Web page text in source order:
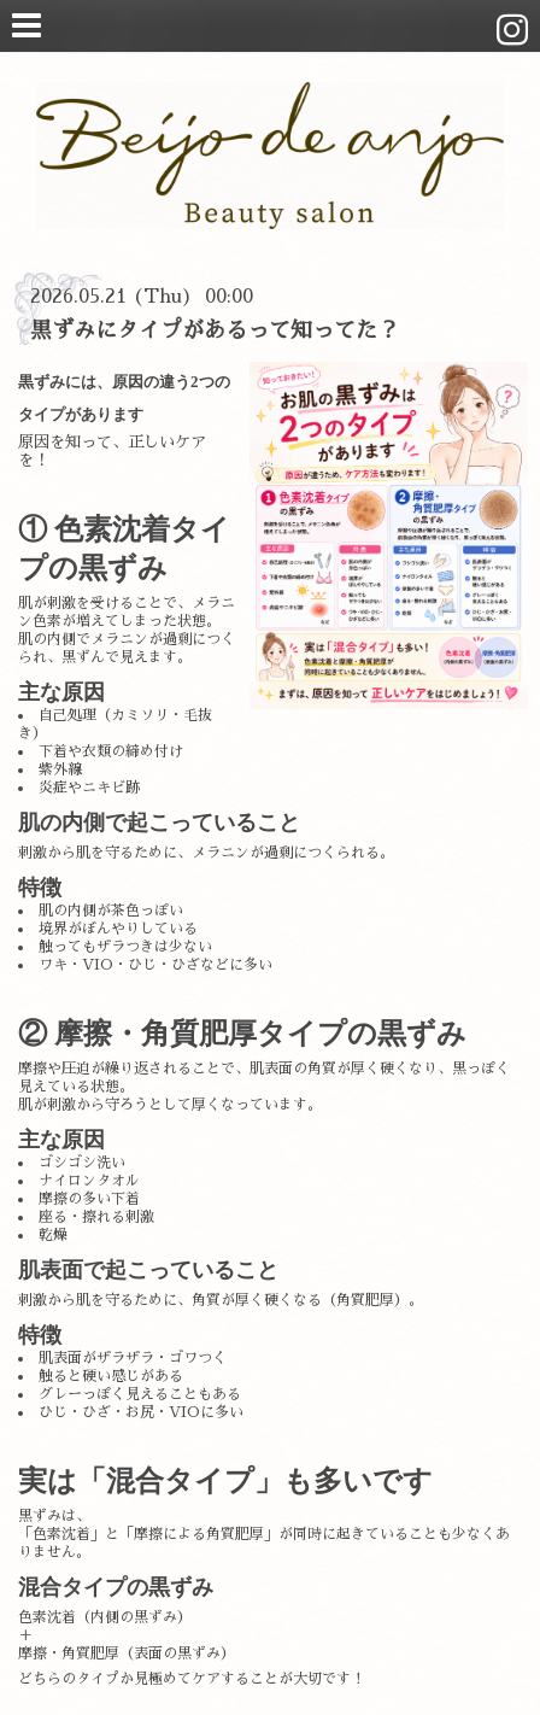
2026.05.21 (Thu) 00:00
黒ずみにタイプがあるって知ってた？
黒ずみには、原因の違う2つの
タイプがあります
原因を知って、正しいケア
を！
① 色素沈着タイ
プの黒ずみ
肌が刺激を受けることで、メラニ
ン色素が増えてしまった状態。
肌の内側でメラニンが過剰につく
られ、黒ずんで見えます。
主な原因
自己処理（カミソリ・毛抜
き）
下着や衣類の締め付け
紫外線
炎症やニキビ跡
肌の内側で起こっていること
刺激から肌を守るために、メラニンが過剰につくられる。
特徴
肌の内側が茶色っぽい
境界がぼんやりしている
触ってもザラつきは少ない
ワキ・VIO・ひじ・ひざなどに多い
② 摩擦・角質肥厚タイプの黒ずみ
摩擦や圧迫が繰り返されることで、肌表面の角質が厚く硬くなり、黒っぽく
見えている状態。
肌が刺激から守ろうとして厚くなっています。
主な原因
ゴシゴシ洗い
ナイロンタオル
摩擦の多い下着
座る・擦れる刺激
乾燥
肌表面で起こっていること
刺激から肌を守るために、角質が厚く硬くなる（角質肥厚）。
特徴
肌表面がザラザラ・ゴワつく
触ると硬い感じがある
グレーっぽく見えることもある
ひじ・ひざ・お尻・VIOに多い
実は「混合タイプ」も多いです
黒ずみは、
「色素沈着」と「摩擦による角質肥厚」が同時に起きていることも少なくあ
りません。
混合タイプの黒ずみ
色素沈着（内側の黒ずみ）
＋
摩擦・角質肥厚（表面の黒ずみ）
どちらのタイプか見極めてケアすることが大切です！